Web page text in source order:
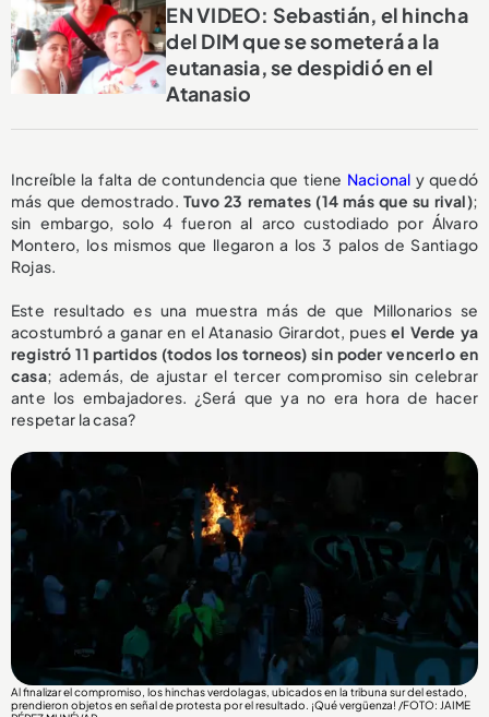
EN VIDEO: Sebastián, el hincha
del DIM que se someterá a la
eutanasia, se despidió en el
Atanasio
Increíble la falta de contundencia que tiene Nacional y quedó
más que demostrado.Tuvo 23 remates (14 más que su rival);
sin embargo, solo 4 fueron al arco custodiado por Álvaro
Montero, los mismos que llegaron a los 3 palos de Santiago
Rojas.
Este resultado es una muestra más de que Millonarios se
acostumbró a ganar en el Atanasio Girardot, puesel Verde ya
registró 11 partidos (todos los torneos) sin poder vencerlo en
casa; además, de ajustar el tercer compromiso sin celebrar
ante los embajadores. ¿Será que ya no era hora de hacer
respetar la casa?
Al finalizar el compromiso, los hinchas verdolagas, ubicados en la tribuna sur del estado,
prendieron objetos en señal de protesta por el resultado. ¡Qué vergüenza! /FOTO: JAIME